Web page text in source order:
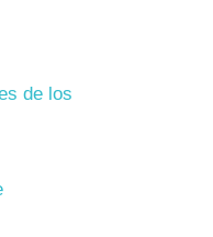
de los